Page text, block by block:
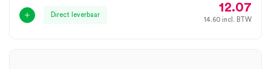
Direct leverbaar
12.07
14.60 incl. BTW